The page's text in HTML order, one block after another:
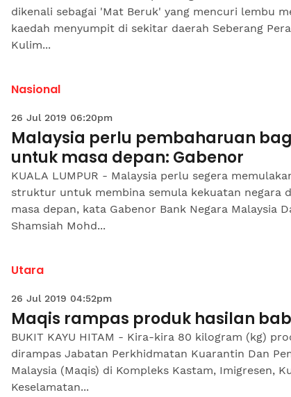
dikenali sebagai 'Mat Beruk' yang mencuri lembu
kaedah menyumpit di sekitar daerah Seberang
Kulim...
Nasional
26 Jul 2019 06:20pm
Malaysia perlu pembaharuan
untuk masa depan: Gabenor
KUALA LUMPUR - Malaysia perlu segera
struktur untuk membina semula kekuatan negara
masa depan, kata Gabenor Bank Negara Malaysia
Shamsiah Mohd...
Utara
26 Jul 2019 04:52pm
Maqis rampas produk hasilan
BUKIT KAYU HITAM - Kira-kira 80 kilogram (kg)
dirampas Jabatan Perkhidmatan Kuarantin Dan
Malaysia (Maqis) di Kompleks Kastam, Imigresen,
Keselamatan...